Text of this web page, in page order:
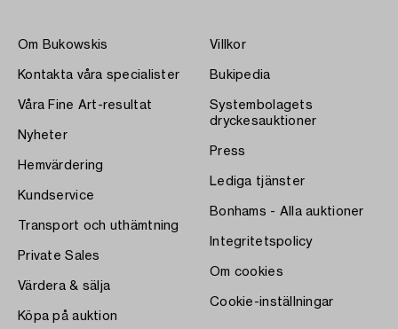
Om Bukowskis
Kontakta våra specialister
Våra Fine Art-resultat
Nyheter
Hemvärdering
Kundservice
Transport och uthämtning
Private Sales
Värdera & sälja
Köpa på auktion
Villkor
Bukipedia
Systembolagets
dryckesauktioner
Press
Lediga tjänster
Bonhams - Alla auktioner
Integritetspolicy
Om cookies
Cookie-inställningar